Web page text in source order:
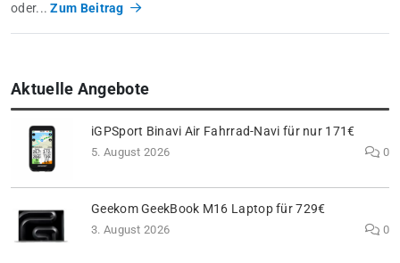
oder...Zum Beitrag
Aktuelle Angebote
iGPSport Binavi Air Fahrrad-Navi für nur 171€
5. August 2026 0
Geekom GeekBook M16 Laptop für 729€
3. August 2026 0